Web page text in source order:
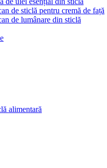
de sticlă pentru cremă de față
de lumânare din sticlă
alimentară